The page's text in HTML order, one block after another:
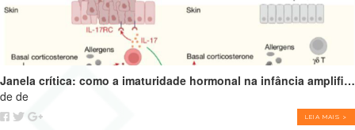
Janela crítica: como a imaturidade hormonal na infância amplifica alergias e programa o futuro do sistema imune
de de
LEIA MAIS >